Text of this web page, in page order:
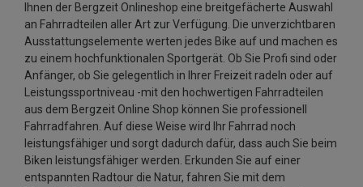
Ihnen der Bergzeit Onlineshop eine breitgefächerte Auswahl
an Fahrradteilen aller Art zur Verfügung. Die unverzichtbaren
Ausstattungselemente werten jedes Bike auf und machen es
zu einem hochfunktionalen Sportgerät. Ob Sie Profi sind oder
Anfänger, ob Sie gelegentlich in Ihrer Freizeit radeln oder auf
Leistungssportniveau -mit den hochwertigen Fahrradteilen
aus dem Bergzeit Online Shop können Sie professionell
Fahrradfahren. Auf diese Weise wird Ihr Fahrrad noch
leistungsfähiger und sorgt dadurch dafür, dass auch Sie beim
Biken leistungsfähiger werden. Erkunden Sie auf einer
entspannten Radtour die Natur, fahren Sie mit dem